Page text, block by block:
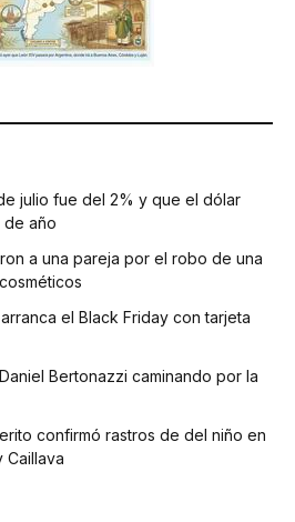
julio fue del 2% y que el dólar
de año
a una pareja por el robo de una
el Black Friday con tarjeta
Bertonazzi caminando por la
confirmó rastros de del niño en
Caillava